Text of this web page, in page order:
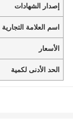
إصدار الشهادات
اسم العلامة التجارية
الأسعار
الحد الأدنى لكمية